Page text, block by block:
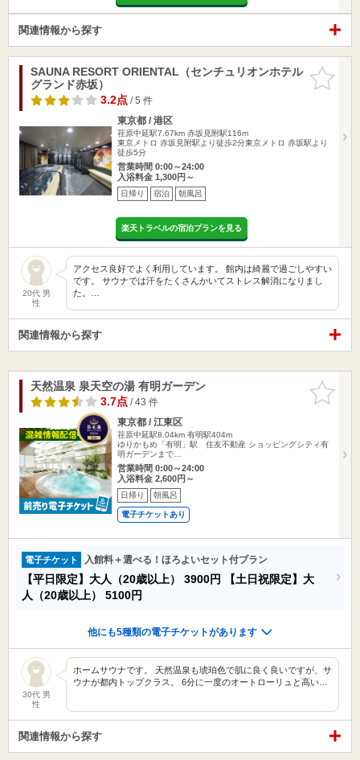
関連情報から探す
お気に入
りに追加
SAUNA RESORT ORIENTAL（センチュリオンホテル
グランド赤坂）
3.2点/ 5 件
東京都 / 港区
荏原中延駅7.67km 赤坂見附駅116m
東京メトロ 赤坂見附駅より徒歩2分東京メトロ 赤坂駅より
徒歩5分
営業時間 0:00～24:00
入浴料金 1,300円～
日帰り 宿泊 朝風呂
楽天トラベルの宿泊プランを見る
20代 男
性
アクセス良好でよく利用しています。 館内は綺麗で過ごしやすい
です。 サウナでは汗をたくさんかいてストレス解消になりまし
た。…
関連情報から探す
お気に入
りに追加
天然温泉 泉天空の湯 有明ガーデン
3.7点/ 43 件
東京都 / 江東区
荏原中延駅8.04km 有明駅404m
ゆりかもめ「有明」駅 住友不動産 ショッピングシティ有
明ガーデンまで…
営業時間 0:00～24:00
入浴料金 2,600円～
日帰り 朝風呂
電子チケットあり
電子チケット 入館料＋選べる！ほろよいセット付プラン
【平日限定】大人（20歳以上） 3900円
【土日祝限定】大
人（20歳以上） 5100円
他にも5種類の電子チケットがあります
30代 男
性
ホームサウナです。 天然温泉も琥珀色で肌に良く良いですが、サ
ウナが都内トップクラス。 6分に一度のオートローリュと高い…
関連情報から探す